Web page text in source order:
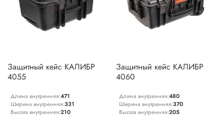
Защитный кейс КАЛИБР
4055
Длина внутренняя:471
Ширина внутренняя:331
Высота внутренняя:210
Защитный кейс КАЛИБР
4060
Длина внутренняя:480
Ширина внутренняя:370
Высота внутренняя:205